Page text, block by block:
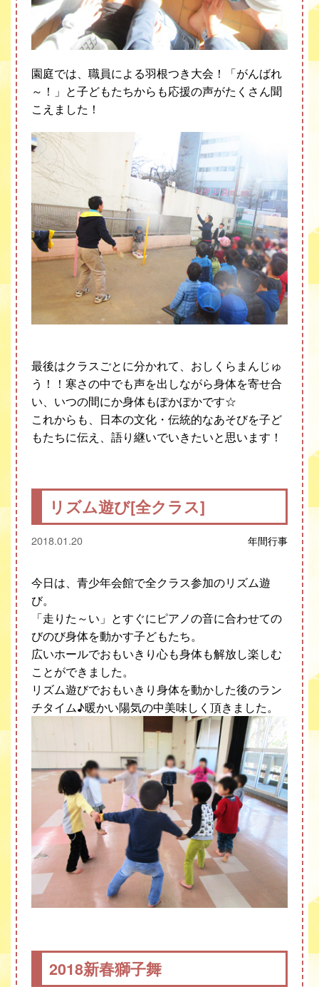
園庭では、職員による羽根つき大会！「がんばれ
～！」と子どもたちからも応援の声がたくさん聞
こえました！
最後はクラスごとに分かれて、おしくらまんじゅ
う！！寒さの中でも声を出しながら身体を寄せ合
い、いつの間にか身体もぽかぽかです☆
これからも、日本の文化・伝統的なあそびを子ど
もたちに伝え、語り継いでいきたいと思います！
リズム遊び[全クラス]
2018.01.20 年間行事
今日は、青少年会館で全クラス参加のリズム遊
び。
「走りた～い」とすぐにピアノの音に合わせての
びのび身体を動かす子どもたち。
広いホールでおもいきり心も身体も解放し楽しむ
ことができました。
リズム遊びでおもいきり身体を動かした後のラン
チタイム♪暖かい陽気の中美味しく頂きました。
2018新春獅子舞